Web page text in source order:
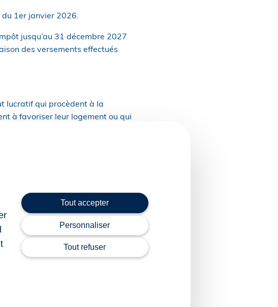
du 1er janvier 2026.
jusqu’au 31 décembre 2027
des versements effectués
lucratif qui procèdent à la
à favoriser leur logement ou qui
000 €, la loi de finances pour 2026,
les dons et versements effectués
Tout accepter
Personnaliser
Tout refuser